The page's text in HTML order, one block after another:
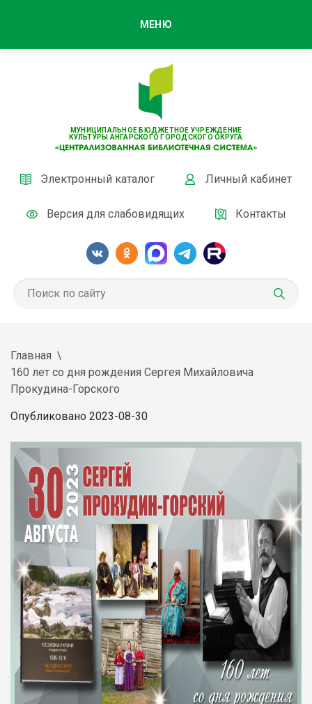
МУНИЦИПАЛЬНОЕ БЮДЖЕТНОЕ УЧРЕЖДЕНИЕ
КУЛЬТУРЫ АНГАРСКОГО ГОРОДСКОГО ОКРУГА
Электронный каталог Личный кабинет
Версия для слабовидящих Контакты
МЕНЮ
Главная
160 лет со дня рождения Сергея Михайловича
Прокудина-Горского
Опубликовано 2023-08-30